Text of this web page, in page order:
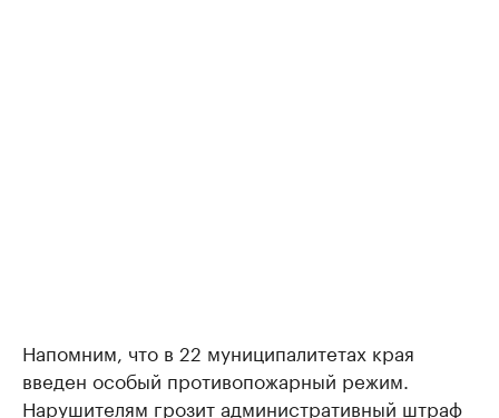
Напомним, что в 22 муниципалитетах края
введен особый противопожарный режим.
Нарушителям грозит административный штраф